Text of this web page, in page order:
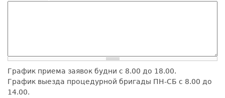
График приема заявок будни с 8.00 до 18.00.
График выезда процедурной бригады ПН-СБ с 8.00 до
14.00.